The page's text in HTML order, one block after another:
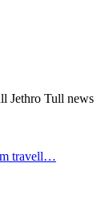
Jethro Tull news
travell…